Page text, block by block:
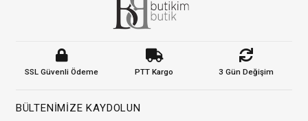
SSL Güvenli Ödeme PTT Kargo 3 Gün Değişim
BÜLTENIMIZE KAYDOLUN